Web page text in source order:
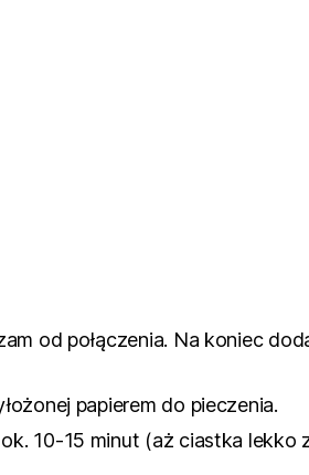
od połączenia. Na koniec
papierem do pieczenia.
10-15 minut (aż ciastka lekko